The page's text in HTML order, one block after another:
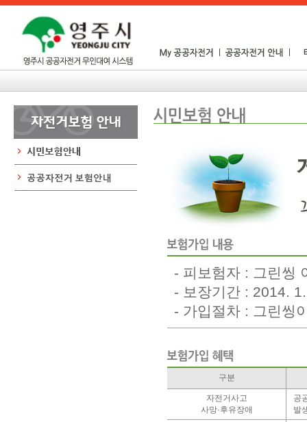
- 피보험자 : 그린씽
- 보장기간 : 2014.
- 가입절차 : 그린씽
구분
자전거사고
사망·후유장애
공
발